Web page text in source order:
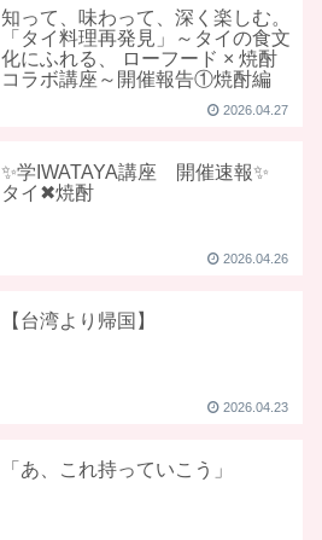
知って、味わって、深く楽しむ。
「タイ料理再発見」～タイの食文
化にふれる、 ローフード × 焼酎
コラボ講座～開催報告①焼酎編
2026.04.27
✨学IWATAYA講座 開催速報✨
タイ✖焼酎
2026.04.26
【台湾より帰国】
2026.04.23
「あ、これ持っていこう」